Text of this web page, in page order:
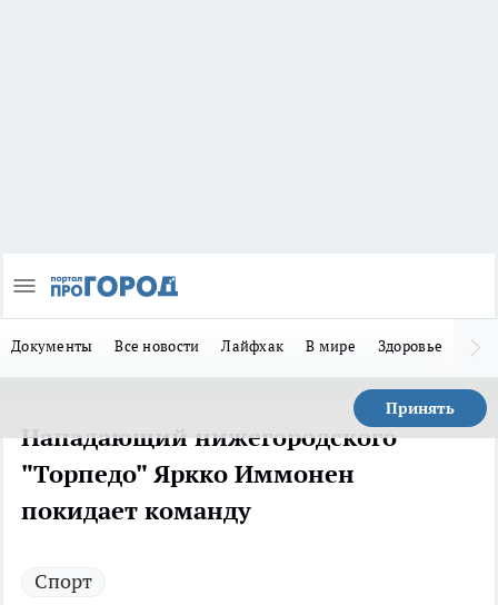
Документы Все новости Лайфхак В мире Здоровье
Принять
Нападающий нижегородского
"Торпедо" Яркко Иммонен
покидает команду
Спорт